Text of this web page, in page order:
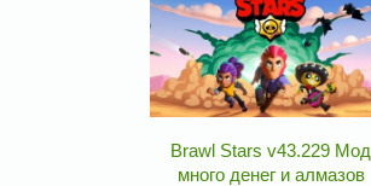
Brawl Stars v43.229 Мод
много денег и алмазов